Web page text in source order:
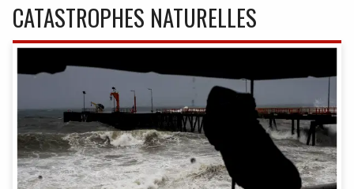
CATASTROPHES NATURELLES